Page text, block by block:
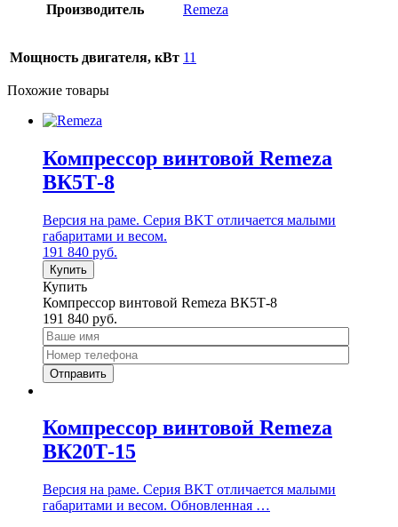
Производитель Remeza
Мощность двигателя, кВт 11
Похожие товары
Компрессор винтовой Remeza
ВК5Т-8
Версия на раме. Серия BKT отличается малыми
габаритами и весом.
191 840 руб.
Купить
Купить
Компрессор винтовой Remeza ВК5Т-8
191 840 руб.
Компрессор винтовой Remeza
ВК20Т-15
Версия на раме. Серия BKT отличается малыми
габаритами и весом. Обновленная …